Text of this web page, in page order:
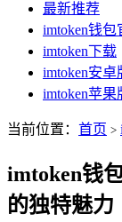
最新推荐
imtoken钱
imtoken下载
imtoken安卓
imtoken苹果
当前位置： 首页 >
imtoken钱
的独特魅力